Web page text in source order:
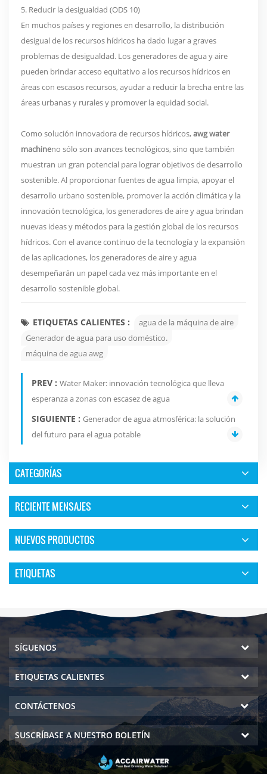
5. Reducir la desigualdad (ODS 10)
En muchos países y regiones en desarrollo, la distribución
desigual de los recursos hídricos ha dado lugar a graves
problemas de desigualdad. Los generadores de agua y aire
pueden brindar acceso equitativo a los recursos hídricos en
áreas con escasos recursos, ayudar a reducir la brecha entre las
áreas urbanas y rurales y promover la equidad social.
Como solución innovadora de recursos hídricos,awg water
machineno sólo son avances tecnológicos, sino que también
muestran un gran potencial para lograr objetivos de desarrollo
sostenible. Al proporcionar fuentes de agua limpia, apoyar el
desarrollo urbano sostenible, promover la acción climática y la
innovación tecnológica, los generadores de aire y agua brindan
nuevas ideas y métodos para la gestión global de los recursos
hídricos. Con el avance continuo de la tecnología y la expansión
de las aplicaciones, los generadores de aire y agua
desempeñarán un papel cada vez más importante en el
desarrollo sostenible global.
ETIQUETAS CALIENTES :
agua de la máquina de aire
Generador de agua para uso doméstico.
máquina de agua awg
PREV : Water Maker: innovación tecnológica que lleva
esperanza a zonas con escasez de agua
SIGUIENTE : Generador de agua atmosférica: la solución
del futuro para el agua potable
CATEGORÍAS
RECIENTE MENSAJES
NUEVOS PRODUCTOS
ETIQUETAS
SÍGUENOS
ETIQUETAS CALIENTES
CONTÁCTENOS
SUSCRÍBASE A NUESTRO BOLETÍN